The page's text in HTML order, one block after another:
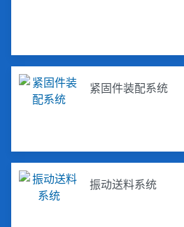
紧固件装配系统
振动送料系统